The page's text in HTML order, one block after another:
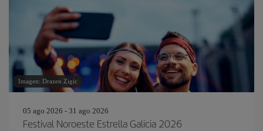
Imagen: Drazen Zigic
05 ago 2026 - 31 ago 2026
Festival Noroeste Estrella Galicia 2026